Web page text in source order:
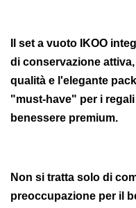
Il set a vuoto IKOO
di conservazione
qualità e l'elegante
"must-have" per i
benessere premium.
Non si tratta solo di
preoccupazione per il